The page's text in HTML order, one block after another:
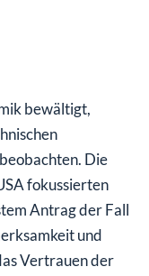
bewältigt,
Die
fokussierten
Antrag der Fall
und
Vertrauen der